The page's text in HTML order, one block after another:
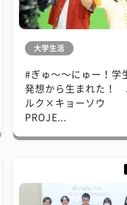
大学生活
#ぎゅ〜〜にゅー！学
発想から生まれた！
ルク×キョーソウ
PROJE...